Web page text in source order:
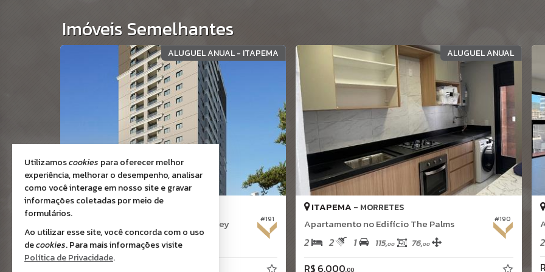
Imóveis Semelhantes
#212
ALUGUEL ANUAL - ITAPEMA
#191
ITAPEMA -MORRETES
Apartamento no Edifício Green Valley
2 2 1 95,00 68,
ALUGUEL ANUAL
#190
ITAPEMA - MORRETES
Apartamento no Edifício The Palms
2 2 1 115,00 76,00
R$ 6.000,00
2
Utilizamoscookies para oferecer melhor
experiência, melhorar o desempenho, analisar
como você interage em nosso site e gravar
informações coletadas por meio de
formulários.
Ao utilizar esse site, você concorda com o uso
decookies. Para mais informações visite
Política de Privacidade.